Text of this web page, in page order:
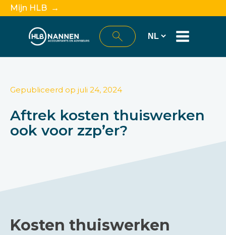
Mijn HLB →
Gepubliceerd op juli 24, 2024
Aftrek kosten thuiswerken
ook voor zzp’er?
Kosten thuiswerken